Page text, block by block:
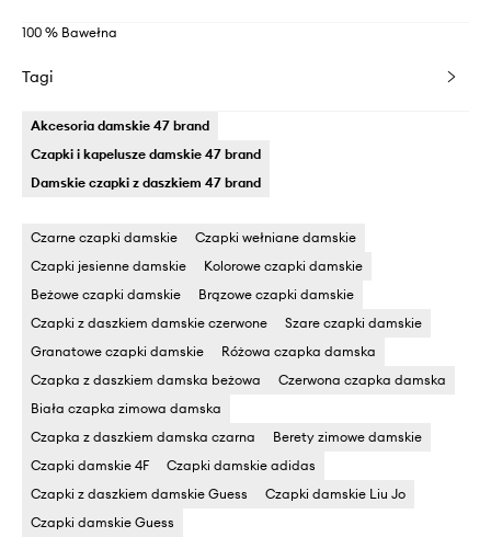
100 % Bawełna
Tagi
Akcesoria damskie 47 brand
Czapki i kapelusze damskie 47 brand
Damskie czapki z daszkiem 47 brand
Czarne czapki damskie
Czapki wełniane damskie
Czapki jesienne damskie
Kolorowe czapki damskie
Beżowe czapki damskie
Brązowe czapki damskie
Czapki z daszkiem damskie czerwone
Szare czapki damskie
Granatowe czapki damskie
Różowa czapka damska
Czapka z daszkiem damska beżowa
Czerwona czapka damska
Biała czapka zimowa damska
Czapka z daszkiem damska czarna
Berety zimowe damskie
Czapki damskie 4F
Czapki damskie adidas
Czapki z daszkiem damskie Guess
Czapki damskie Liu Jo
Czapki damskie Guess